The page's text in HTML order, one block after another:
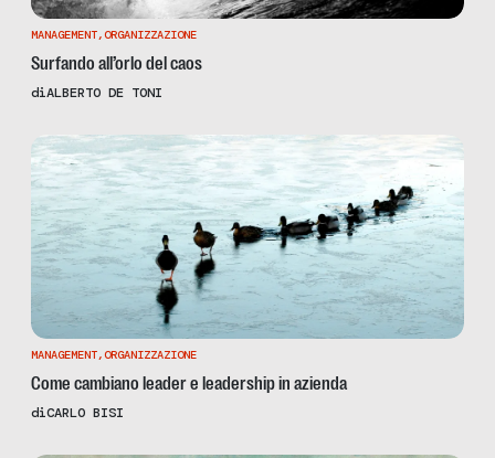
MANAGEMENT,ORGANIZZAZIONE
Surfando all’orlo del caos
diALBERTO DE TONI
MANAGEMENT,ORGANIZZAZIONE
Come cambiano leader e leadership in azienda
diCARLO BISI